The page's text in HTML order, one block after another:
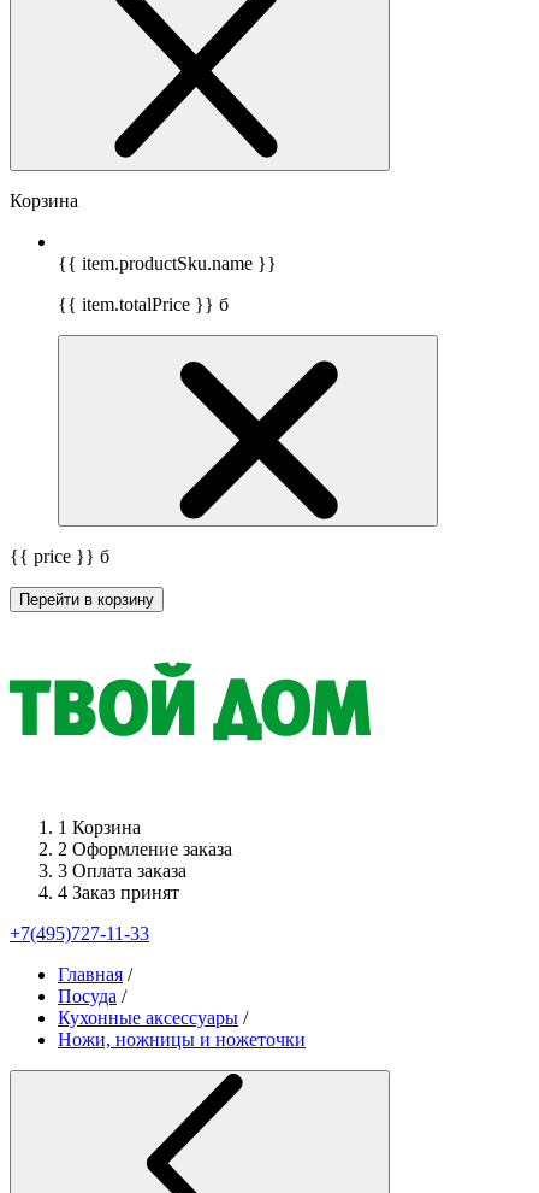
Корзина
{{ item.productSku.name }}
{{ item.totalPrice }} б
{{ price }} б
Перейти в корзину
1 Корзина
2 Оформление заказа
3 Оплата заказа
4 Заказ принят
+7(495)727-11-33
Главная /
Посуда /
Кухонные аксессуары /
Ножи, ножницы и ножеточки